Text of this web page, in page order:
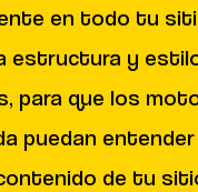
en todo tu
estructura y
para que los
puedan entender
de tu